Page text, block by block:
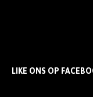
LIKE ONS OP